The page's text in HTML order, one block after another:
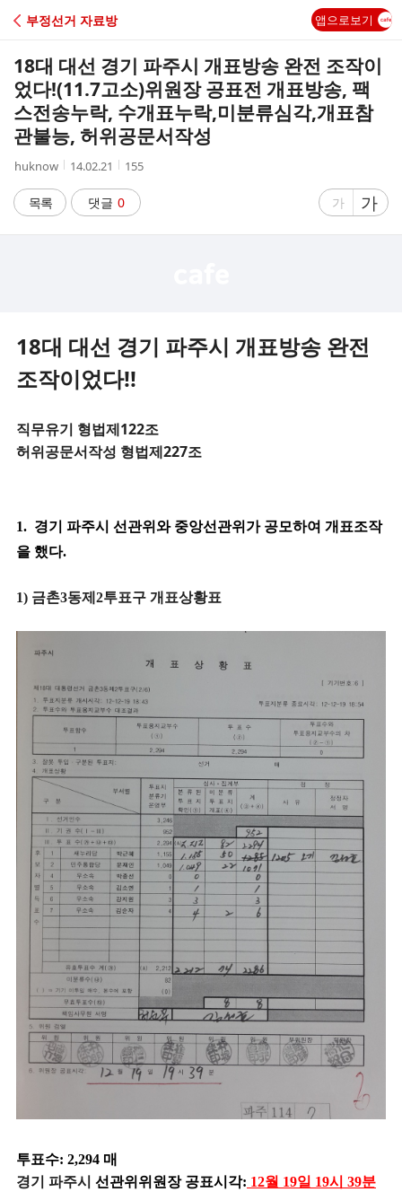
C
A
부정선거 자료방 앱으로보기
18대 대선 경기 파주시 개표방송 완전 조작이
었다!(11.7고소)위원장 공표전 개표방송, 팩
스전송누락, 수개표누락,미분류심각,개표참
관불능, 허위공문서작성
작
자
huknow
작
시
간
14.02.21
조
수
155
목록 댓글 0
글
게
가
글
자
게
가
18대 대선 경기 파주시 개표방송 완전
조작이었다!!
직무유기 형법제122조
허위공문서작성 형법제227조
1. 경기 파주시 선관위와 중앙선관위가 공모하여 개표조작
을 했다.
1) 금촌3동제2투표구 개표상황표
투표수: 2,294 매
경기 파주시 선관위위원장 공표시각: 12월 19일 19시 39분